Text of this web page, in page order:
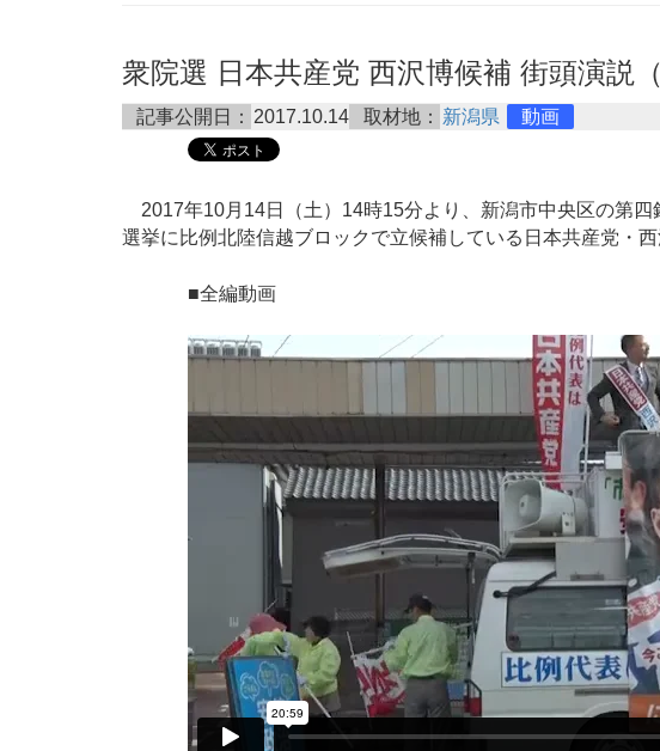
衆院選 日本共産党 西沢博候補 街頭演説
記事公開日： 2017.10.14 取材地： 新潟県 動画
2017年10月14日（土）14時15分より、新潟市中央区の第四
選挙に比例北陸信越ブロックで立候補している日本共産党・西
■全編動画